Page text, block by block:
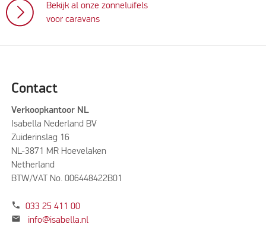
Bekijk al onze zonneluifels
voor caravans
Contact
Verkoopkantoor NL
Isabella Nederland BV
Zuiderinslag 16
NL-3871 MR Hoevelaken
Netherland
BTW/VAT No. 006448422B01
phone 033 25 411 00
mail info@isabella.nl